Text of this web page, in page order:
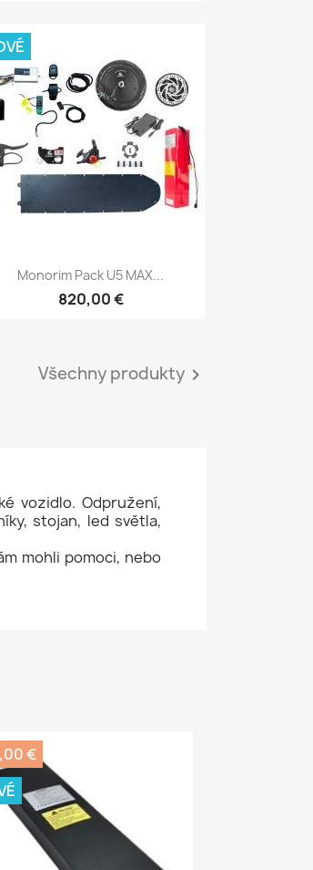
Rychlý náhled
Monorim Pack U5 MAX...
820,00 €
Všechny produkty 
vozidlo. Odpružení,
stojan, led světla,
mohli pomoci, nebo
€